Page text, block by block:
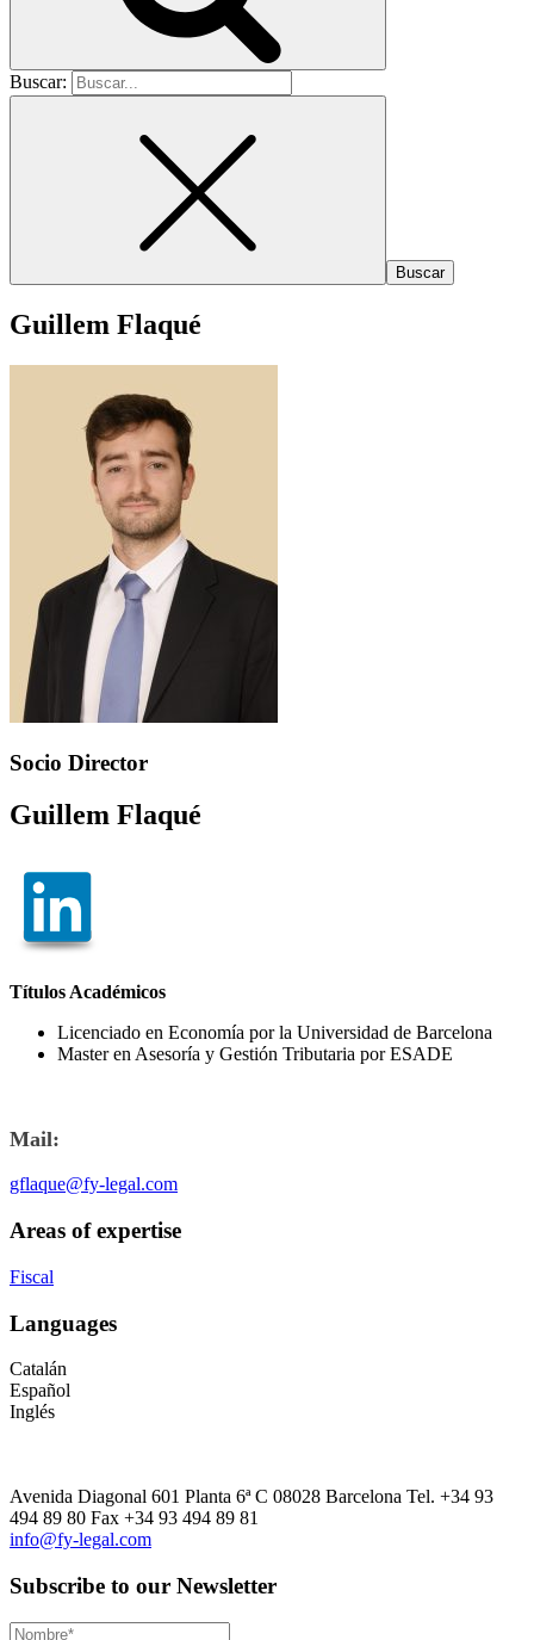
Buscar:
Guillem Flaqué
Socio Director
Guillem Flaqué
Títulos Académicos
Licenciado en Economía por la Universidad de Barcelona
Master en Asesoría y Gestión Tributaria por ESADE
Mail:
gflaque@fy-legal.com
Areas of expertise
Fiscal
Languages
Catalán
Español
Inglés
Avenida Diagonal 601 Planta 6ª C 08028 Barcelona Tel. +34 93
494 89 80 Fax +34 93 494 89 81
info@fy-legal.com
Subscribe to our Newsletter